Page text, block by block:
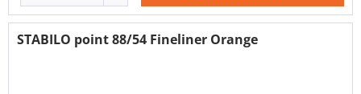
STABILO point 88/54 Fineliner Orange